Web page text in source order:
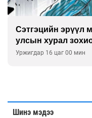
Сэтгэцийн эрүүл
улсын хурал
Уржигдар 16 цаг 00 мин
Шинэ мэдээ